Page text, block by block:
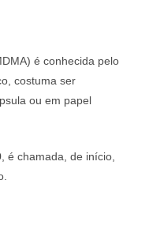
é conhecida pelo
costuma ser
ou em papel
é chamada, de início,